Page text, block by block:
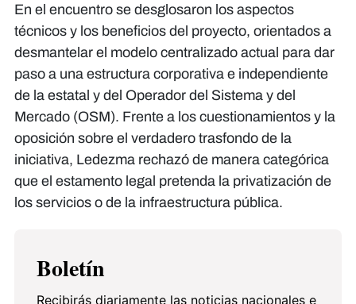
En el encuentro se desglosaron los aspectos
técnicos y los beneficios del proyecto, orientados a
desmantelar el modelo centralizado actual para dar
paso a una estructura corporativa e independiente
de la estatal y del Operador del Sistema y del
Mercado (OSM). ​Frente a los cuestionamientos y la
oposición sobre el verdadero trasfondo de la
iniciativa, Ledezma rechazó de manera categórica
que el estamento legal pretenda la privatización de
los servicios o de la infraestructura pública.
Boletín
Recibirás diariamente las noticias nacionales e